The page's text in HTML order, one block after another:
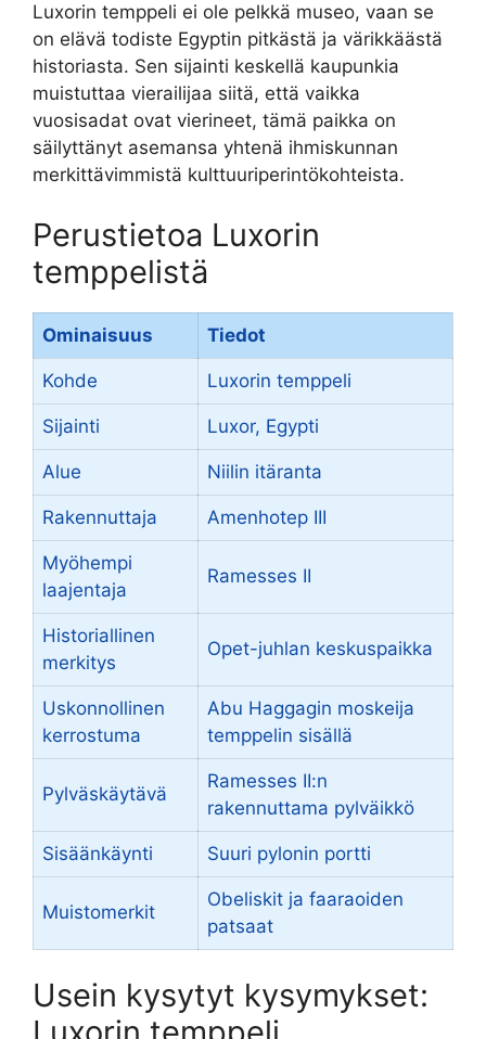
Luxorin temppeli ei ole pelkkä museo, vaan se
on elävä todiste Egyptin pitkästä ja värikkäästä
historiasta. Sen sijainti keskellä kaupunkia
muistuttaa vierailijaa siitä, että vaikka
vuosisadat ovat vierineet, tämä paikka on
säilyttänyt asemansa yhtenä ihmiskunnan
merkittävimmistä kulttuuriperintökohteista.
Perustietoa Luxorin
temppelistä
Ominaisuus Tiedot
Kohde Luxorin temppeli
Sijainti Luxor, Egypti
Alue Niilin itäranta
Rakennuttaja Amenhotep III
Myöhempi
laajentaja
Ramesses II
Historiallinen
merkitys
Opet-juhlan keskuspaikka
Uskonnollinen
kerrostuma
Abu Haggagin moskeija
temppelin sisällä
Pylväskäytävä
Ramesses II:n
rakennuttama pylväikkö
Sisäänkäynti Suuri pylonin portti
Muistomerkit
Obeliskit ja faaraoiden
patsaat
Usein kysytyt kysymykset: